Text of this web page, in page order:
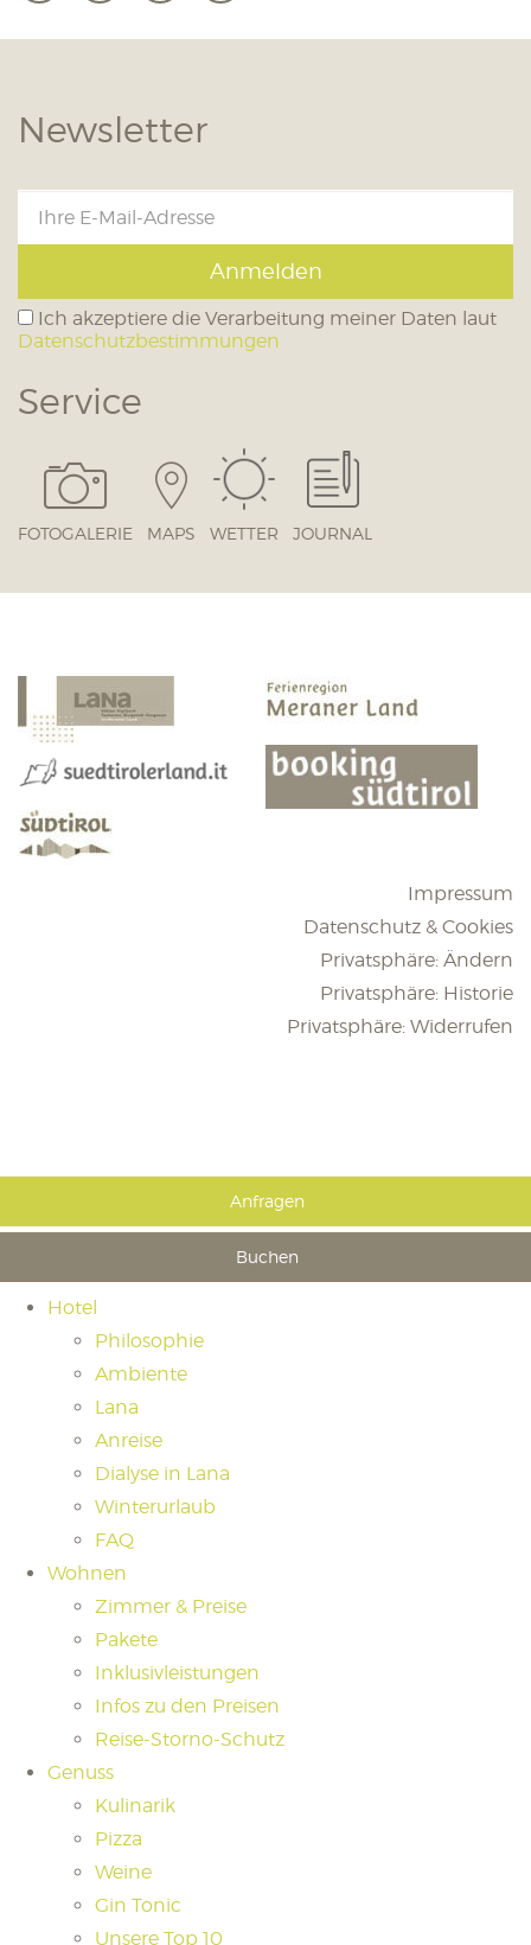
Newsletter
Anmelden
Ich akzeptiere die Verarbeitung meiner Daten laut
Datenschutzbestimmungen
Service
FOTOGALERIE MAPS WETTER JOURNAL
Impressum
Datenschutz & Cookies
Privatsphäre: Ändern
Privatsphäre: Historie
Privatsphäre: Widerrufen
Anfragen
Buchen
Hotel
Philosophie
Ambiente
Lana
Anreise
Dialyse in Lana
Winterurlaub
FAQ
Wohnen
Zimmer & Preise
Pakete
Inklusivleistungen
Infos zu den Preisen
Reise-Storno-Schutz
Genuss
Kulinarik
Pizza
Weine
Gin Tonic
Unsere Top 10